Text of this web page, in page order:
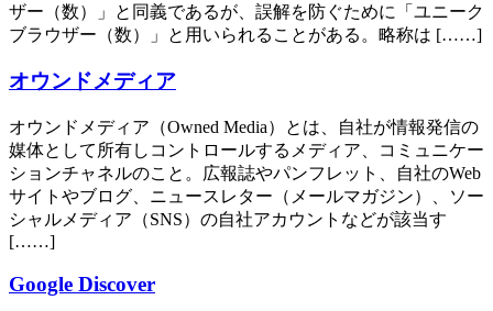
ザー（数）」と同義であるが、誤解を防ぐために「ユニーク
ブラウザー（数）」と用いられることがある。略称は [……]
オウンドメディア
オウンドメディア（Owned Media）とは、自社が情報発信の
媒体として所有しコントロールするメディア、コミュニケー
ションチャネルのこと。広報誌やパンフレット、自社のWeb
サイトやブログ、ニュースレター（メールマガジン）、ソー
シャルメディア（SNS）の自社アカウントなどが該当す
[……]
Google Discover